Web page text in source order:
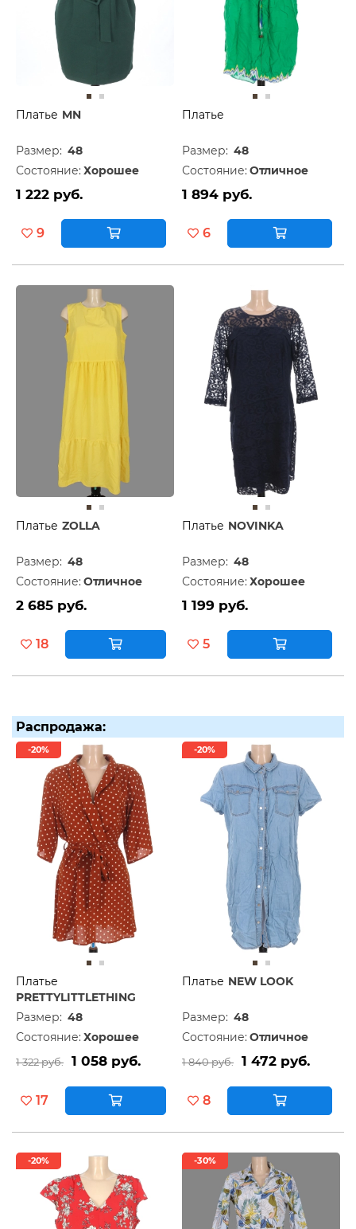
Платье MN
Размер: 48
Состояние: Хорошее
1 222 руб.
9
Платье
Размер: 48
Состояние: Отличное
1 894 руб.
6
Платье ZOLLA
Размер: 48
Состояние: Отличное
2 685 руб.
18
Платье NOVINKA
Размер: 48
Состояние: Хорошее
1 199 руб.
5
Распродажа:
-20%
Платье
PRETTYLITTLETHING
Размер: 48
Состояние: Хорошее
1 322 руб. 1 058 руб.
17
-20%
Платье NEW LOOK
Размер: 48
Состояние: Отличное
1 840 руб. 1 472 руб.
8
-20% -30%